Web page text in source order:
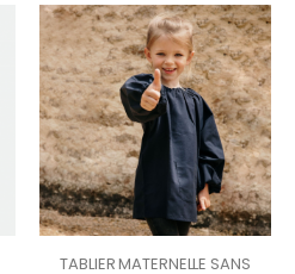
TABLIER MATERNELLE SANS